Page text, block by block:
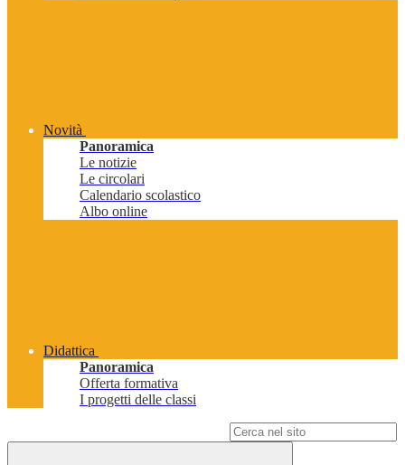
Novità
Panoramica
Le notizie
Le circolari
Calendario scolastico
Albo online
Didattica
Panoramica
Offerta formativa
I progetti delle classi